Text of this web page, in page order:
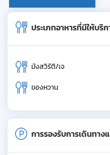
ประเภทอาหารที่มีให้บริก
มังสวิรัติ/เจ
ของหวาน
การรองรับการเดินทาง